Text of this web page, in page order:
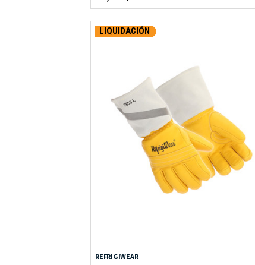
LIQUIDACIÓN
REFRIGIWEAR